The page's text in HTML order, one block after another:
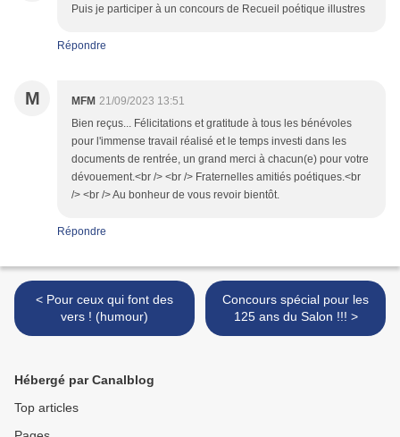
Puis je participer à un concours de Recueil poétique illustres
Répondre
M MFM 21/09/2023 13:51
Bien reçus... Félicitations et gratitude à tous les bénévoles
pour l'immense travail réalisé et le temps investi dans les
documents de rentrée, un grand merci à chacun(e) pour votre
dévouement.<br /> <br /> Fraternelles amitiés poétiques.<br
/> <br /> Au bonheur de vous revoir bientôt.
Répondre
< Pour ceux qui font des
vers ! (humour)
Concours spécial pour les
125 ans du Salon !!! >
Hébergé par Canalblog
Top articles